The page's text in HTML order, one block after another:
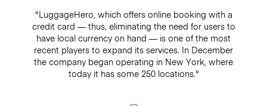
"LuggageHero, which offers online booking with a
credit card — thus, eliminating the need for users to
have local currency on hand — is one of the most
recent players to expand its services. In December
the company began operating in New York, where
today it has some 250 locations."